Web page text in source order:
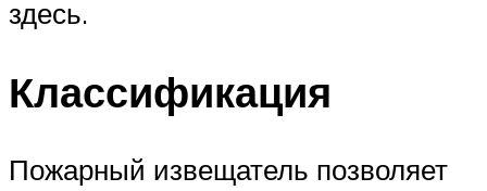
здесь.
Классификация
Пожарный извещатель позволяет